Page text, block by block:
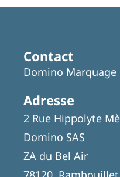
Contact
Domino Marquage
Adresse
2 Rue Hippolyte
Domino SAS
ZA du Bel Air